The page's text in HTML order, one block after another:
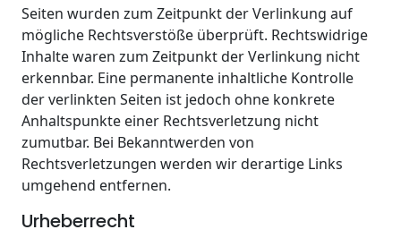
Seiten wurden zum Zeitpunkt der Verlinkung auf
mögliche Rechtsverstöße überprüft. Rechtswidrige
Inhalte waren zum Zeitpunkt der Verlinkung nicht
erkennbar. Eine permanente inhaltliche Kontrolle
der verlinkten Seiten ist jedoch ohne konkrete
Anhaltspunkte einer Rechtsverletzung nicht
zumutbar. Bei Bekanntwerden von
Rechtsverletzungen werden wir derartige Links
umgehend entfernen.
Urheberrecht